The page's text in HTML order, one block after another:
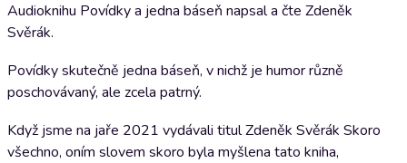
Audioknihu Povídky a jedna báseň napsal a čte Zdeněk
Svěrák.
Povídky skutečně jedna báseň, v nichž je humor různě
poschovávaný, ale zcela patrný.
Když jsme na jaře 2021 vydávali titul Zdeněk Svěrák Skoro
všechno, oním slovem skoro byla myšlena tato kniha,